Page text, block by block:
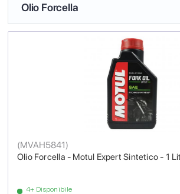
Olio Forcella
Olio Forcella - Motul Expert Sintetico - 1
(MVAH5841)
4+ Disponibile